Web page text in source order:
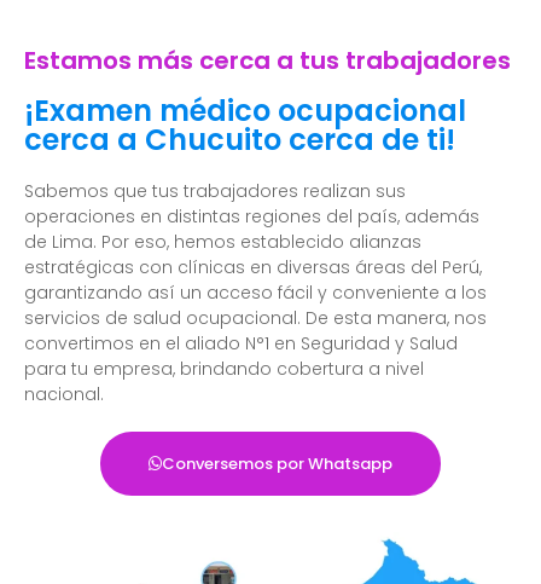
Estamos más cerca a tus trabajadores
¡Examen médico ocupacional
cerca a Chucuito cerca de ti!
Sabemos que tus trabajadores realizan sus
operaciones en distintas regiones del país, además
de Lima. Por eso, hemos establecido alianzas
estratégicas con clínicas en diversas áreas del Perú,
garantizando así un acceso fácil y conveniente a los
servicios de salud ocupacional. De esta manera, nos
convertimos en el aliado N°1 en Seguridad y Salud
para tu empresa, brindando cobertura a nivel
nacional.
Conversemos por Whatsapp